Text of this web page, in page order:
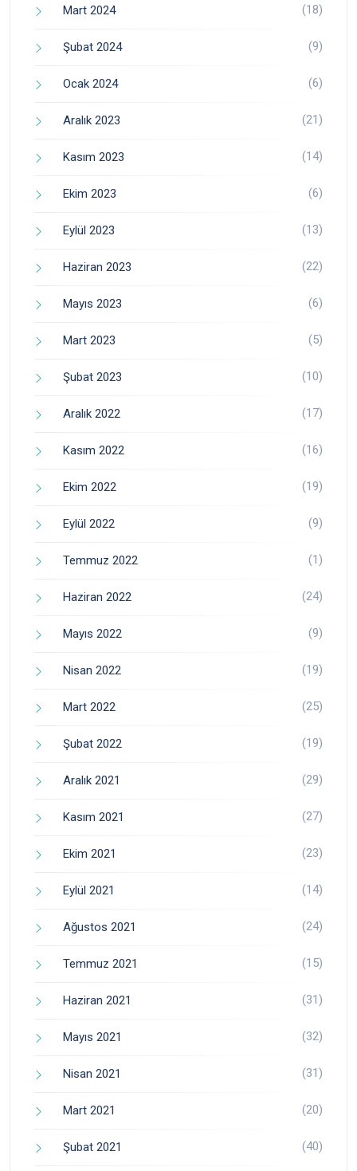
Mart 2024 (18)
Şubat 2024 (9)
Ocak 2024 (6)
Aralık 2023 (21)
Kasım 2023 (14)
Ekim 2023 (6)
Eylül 2023 (13)
Haziran 2023 (22)
Mayıs 2023 (6)
Mart 2023 (5)
Şubat 2023 (10)
Aralık 2022 (17)
Kasım 2022 (16)
Ekim 2022 (19)
Eylül 2022 (9)
Temmuz 2022 (1)
Haziran 2022 (24)
Mayıs 2022 (9)
Nisan 2022 (19)
Mart 2022 (25)
Şubat 2022 (19)
Aralık 2021 (29)
Kasım 2021 (27)
Ekim 2021 (23)
Eylül 2021 (14)
Ağustos 2021 (24)
Temmuz 2021 (15)
Haziran 2021 (31)
Mayıs 2021 (32)
Nisan 2021 (31)
Mart 2021 (20)
Şubat 2021 (40)